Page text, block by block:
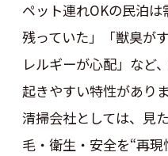
ペット連れOKの民泊
残っていた」「獣臭が
レルギーが心配」など
起きやすい特性がありま
清掃会社としては、見
毛・衛生・安全を“再